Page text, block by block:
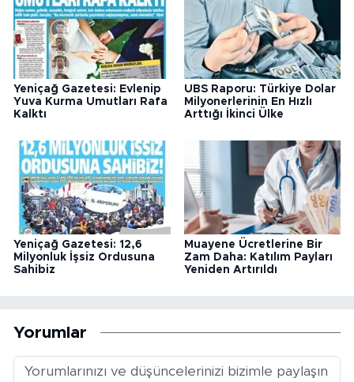
Yeniçağ Gazetesi: Evlenip
Yuva Kurma Umutları Rafa
Kalktı
UBS Raporu: Türkiye Dolar
Milyonerlerinin En Hızlı
Arttığı İkinci Ülke
Yeniçağ Gazetesi: 12,6
Milyonluk İşsiz Ordusuna
Sahibiz
Muayene Ücretlerine Bir
Zam Daha: Katılım Payları
Yeniden Artırıldı
Yorumlar